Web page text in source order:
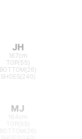
JH
167cm
TOP(55)
BOTTOM(26)
SHOES(240)
MJ
164cm
TOP(55)
BOTTOM(26)